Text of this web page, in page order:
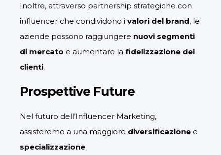
Inoltre, attraverso partnership strategiche con
influencer che condividono i valori del brand, le
aziende possono raggiungere nuovi segmenti
di mercato e aumentare la fidelizzazione dei
clienti.
Prospettive Future
Nel futuro dell’Influencer Marketing,
assisteremo a una maggiore diversificazione e
specializzazione.